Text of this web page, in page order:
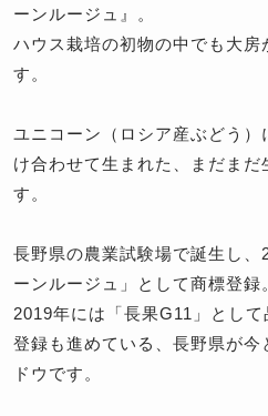
ーンルージュ』。
ハウス栽培の初物の中でも大
す。
ユニコーン（ロシア産ぶどう
け合わせて生まれた、まだま
す。
長野県の農業試験場で誕生し、
ーンルージュ」として商標登録
2019年には「長果G11」とし
登録も進めている、長野県が
ドウです。